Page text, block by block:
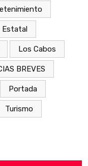
Estatal
Los Cabos
BREVES
Portada
Turismo